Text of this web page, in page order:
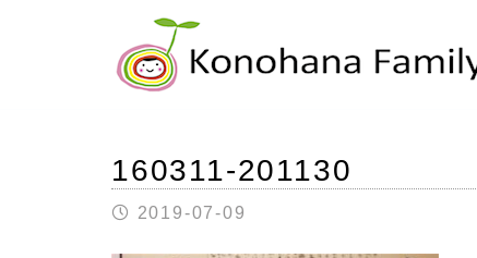
160311-201130
2019-07-09